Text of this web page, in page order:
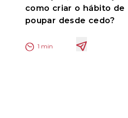
como criar o hábito de
poupar desde cedo?
1 min